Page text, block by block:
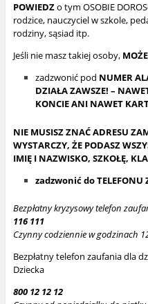
POWIEDZo tym OSOBIE
rodzice, nauczyciel w szkole,
rodziny, sąsiad itp.
Jeśli nie masz takiej osoby,
zadzwonić pod NUMER
DZIAŁA ZAWSZE! –
KONCIE ANI NAWET
NIE MUSISZ ZNAĆ ADRESU
WYSTARCZY, ŻE PODASZ
IMIĘ I NAZWISKO, SZKOŁĘ,
zadzwonić do TELEFONU
Bezpłatny kryzysowy telefon
116 111
Czynny codziennie w godzinach
Bezpłatny telefon zaufania dla
Dziecka
800 12 12 12